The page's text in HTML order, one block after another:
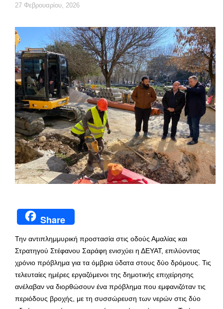
27 Φεβρουαρίου, 2026
Share
Την αντιπλημμυρική προστασία στις οδούς Αμαλίας και
Στρατηγού Στέφανου Σαράφη ενισχύει η ΔΕΥΑΤ, επιλύοντας
χρόνιο πρόβλημα για τα όμβρια ύδατα στους δύο δρόμους. Τις
τελευταίες ημέρες εργαζόμενοι της δημοτικής επιχείρησης
ανέλαβαν να διορθώσουν ένα πρόβλημα που εμφανιζόταν τις
περιόδους βροχής, με τη συσσώρευση των νερών στις δύο